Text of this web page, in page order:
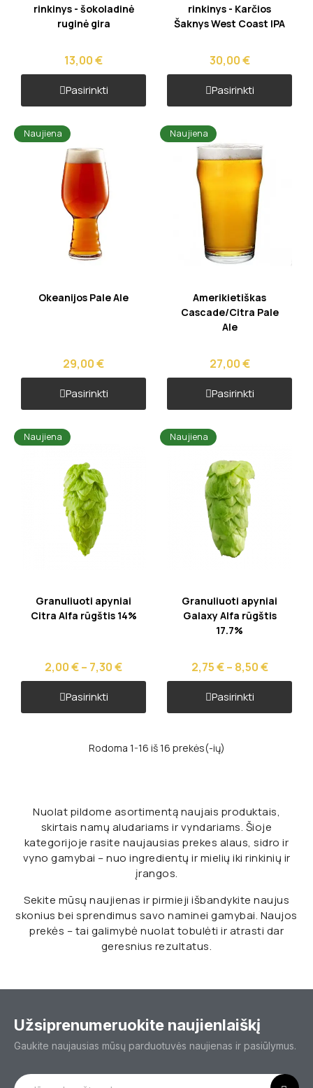
rinkinys - šokoladinė
ruginė gira
13,00 €
Pasirinkti
rinkinys - Karčios
Šaknys West Coast IPA
30,00 €
Pasirinkti
Greita peržiūra
Okeanijos Pale Ale
29,00 €
Naujiena
Pasirinkti
Greita peržiūra
Amerikietiškas
Cascade/Citra Pale
Ale
27,00 €
Naujiena
Pasirinkti
Greita peržiūra
Granuliuoti apyniai
Citra Alfa rūgštis 14%
2,00 € – 7,30 €
Naujiena
Pasirinkti
Greita peržiūra
Granuliuoti apyniai
Galaxy Alfa rūgštis
17.7%
2,75 € – 8,50 €
Naujiena
Pasirinkti
Rodoma 1-16 iš 16 prekės(-ių)
Nuolat pildome asortimentą naujais produktais,
skirtais namų aludariams ir vyndariams. Šioje
kategorijoje rasite naujausias prekes alaus, sidro ir
vyno gamybai – nuo ingredientų ir mielių iki rinkinių ir
įrangos.
Sekite mūsų naujienas ir pirmieji išbandykite naujus
skonius bei sprendimus savo naminei gamybai. Naujos
prekės – tai galimybė nuolat tobulėti ir atrasti dar
geresnius rezultatus.
Užsiprenumeruokite naujienlaiškį
Gaukite naujausias mūsų parduotuvės naujienas ir pasiūlymus.